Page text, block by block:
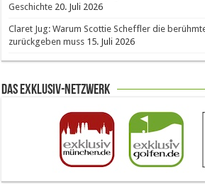
Geschichte 20. Juli 2026
Claret Jug: Warum Scottie Scheffler die
zurückgeben muss 15. Juli 2026
Das Exklusiv-Netzwerk